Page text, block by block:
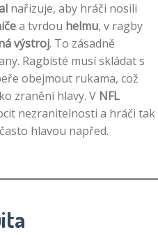
nařizuje, aby hráči nosili
a tvrdou helmu, v ragby
výstroj. To zásadně
Ragbisté musí skládat s
obejmout rukama, což
zranění hlavy. V NFL
nezranitelnosti a hráči tak
hlavou napřed.